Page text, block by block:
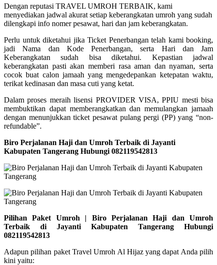
Dengan reputasi TRAVEL UMROH TERBAIK, kami
menyediakan jadwal akurat setiap keberangkatan umroh yang sudah
dilengkapi info nomer pesawat, hari dan jam keberangkatan.
Perlu untuk diketahui jika Ticket Penerbangan telah kami booking,
jadi Nama dan Kode Penerbangan, serta Hari dan Jam
Keberangkatan sudah bisa diketahui. Kepastian jadwal
keberangkatan pasti akan memberi rasa aman dan nyaman, serta
cocok buat calon jamaah yang mengedepankan ketepatan waktu,
terikat kedinasan dan masa cuti yang ketat.
Dalam proses meraih lisensi PROVIDER VISA, PPIU mesti bisa
membuktikan dapat memberangkatkan dan memulangkan jamaah
dengan menunjukkan ticket pesawat pulang pergi (PP) yang “non-
refundable”.
Biro Perjalanan Haji dan Umroh Terbaik di Jayanti
Kabupaten Tangerang Hubungi 082119542813
Pilihan Paket Umroh | Biro Perjalanan Haji dan Umroh
Terbaik di Jayanti Kabupaten Tangerang Hubungi
082119542813
Adapun pilihan paket Travel Umroh Al Hijaz yang dapat Anda pilih
kini yaitu: